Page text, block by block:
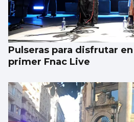
Pulseras para disfrutar
primer Fnac Live